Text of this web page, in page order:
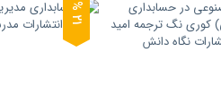
2
1
%